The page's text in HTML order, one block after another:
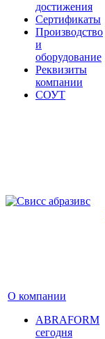
достижения
Сертификаты
Производство
и
оборудование
Реквизиты
компании
СОУТ
О компании
ABRAFORM
сегодня